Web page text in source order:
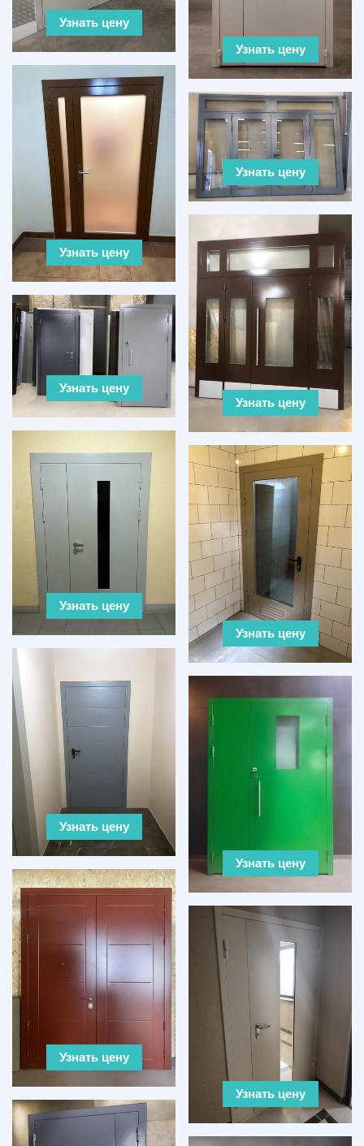
Узнать цену
Узнать цену
Узнать цену
Узнать цену
Узнать цену
Узнать цену
Узнать цену
Узнать цену
Узнать цену
Узнать цену
Узнать цену
Узнать цену